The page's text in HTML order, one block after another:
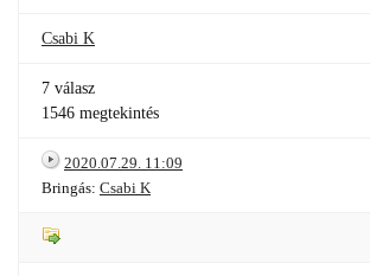
Csabi K
7 válasz
1546 megtekintés
2020.07.29. 11:09
Bringás: Csabi K